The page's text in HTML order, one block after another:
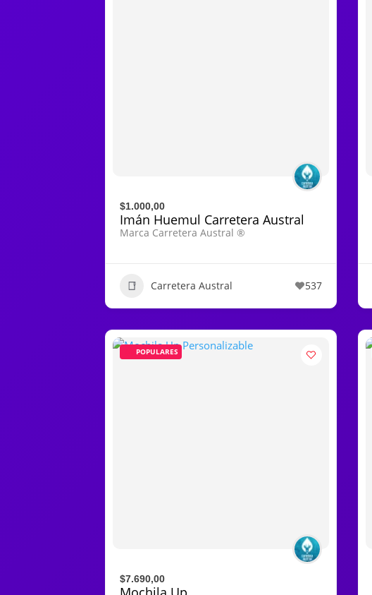
$1.000,00
Imán Huemul Carretera Austral
Marca Carretera Austral ®
Carretera Austral 537
POPULARES
$7.690,00